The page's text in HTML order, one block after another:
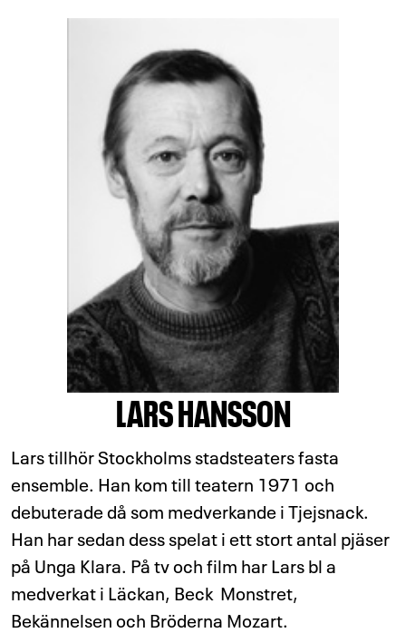
LARS HANSSON
Lars tillhör Stockholms stadsteaters fasta
ensemble. Han kom till teatern 1971 och
debuterade då som medverkande i Tjejsnack.
Han har sedan dess spelat i ett stort antal pjäser
på Unga Klara. På tv och film har Lars bl a
medverkat i Läckan, Beck  Monstret,
Bekännelsen och Bröderna Mozart.